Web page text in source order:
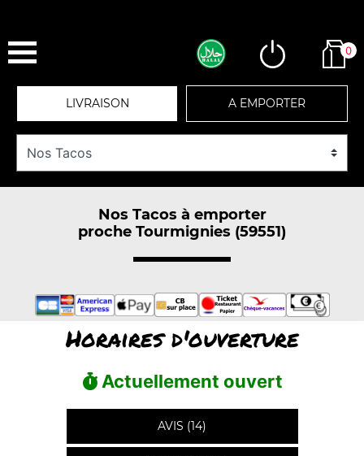
0
LIVRAISON A EMPORTER
Nos Tacos à emporter
proche Tourmignies (59551)
Horaires d'ouverture
Actuellement ouvert
AVIS (14)